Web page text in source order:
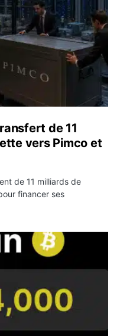
de 11
vers Pimco et
de 11 milliards de
financer ses
pendant que les